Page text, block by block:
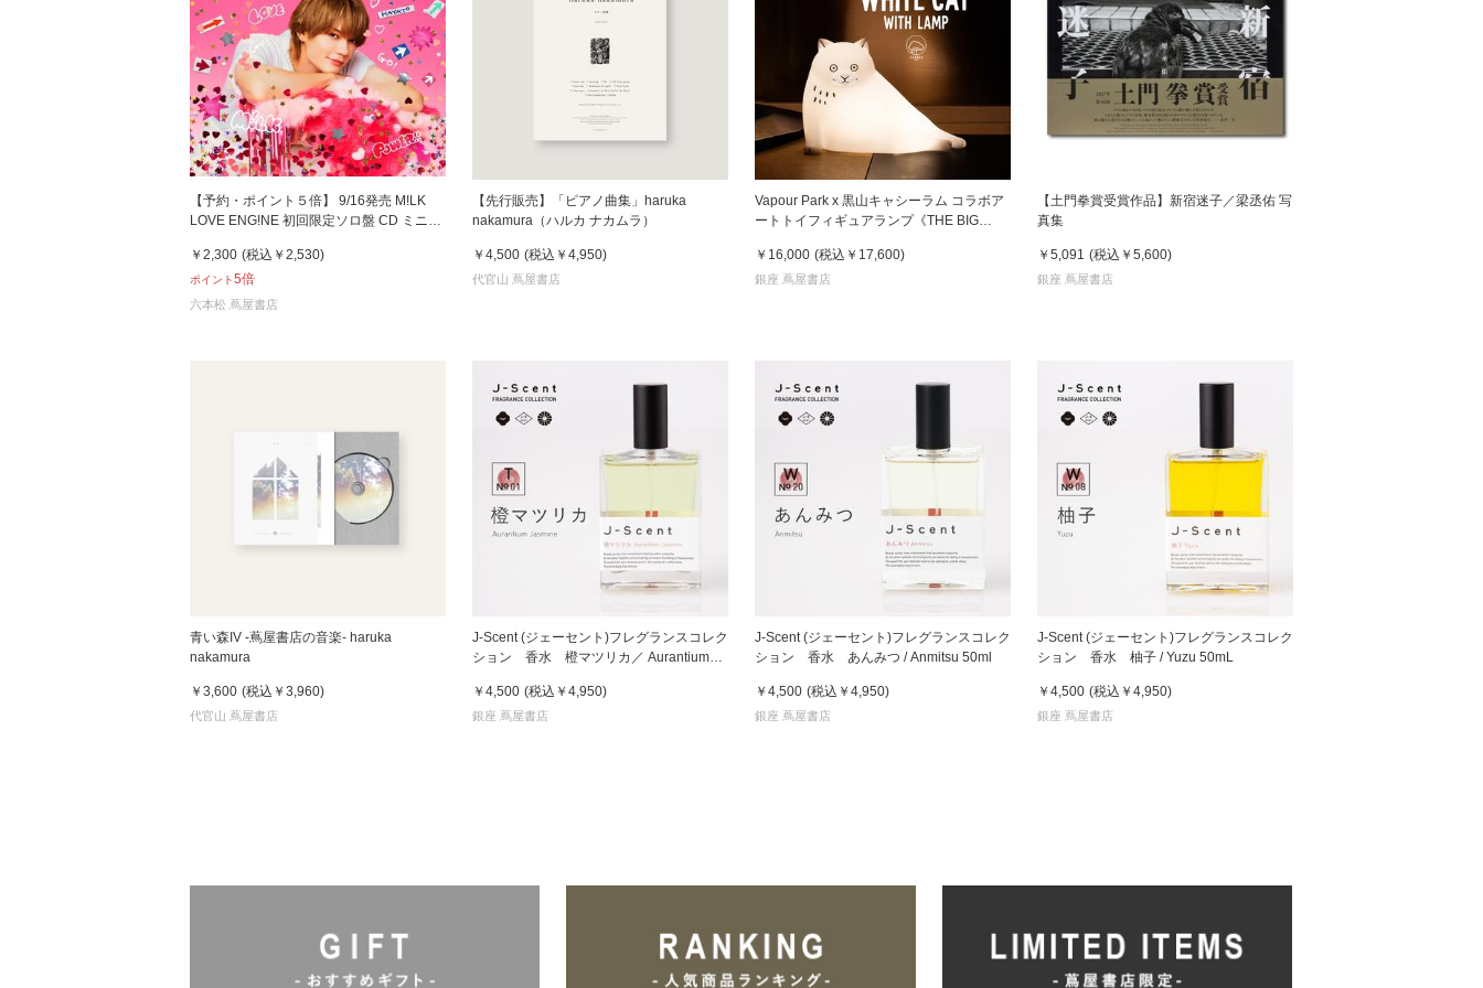
【予約・ポイント５倍】 9/16発売 M!LK
LOVE ENG!NE 初回限定ソロ盤 CD ミニア
￥2,300 (税込 ￥2,530)
ポイント5倍
六本松 蔦屋書店
【先行販売】「ピアノ曲集」haruka
nakamura（ハルカ ナカムラ）
￥4,500 (税込 ￥4,950)
代官山 蔦屋書店
Vapour Park x 黒山キャシーラム コラボア
ートトイフィギュアランプ《THE BIG
Lam
￥16,000 (税込 ￥17,600)
銀座 蔦屋書店
【土門拳賞受賞作品】新宿迷子／梁丞佑 写
真集
￥5,091 (税込 ￥5,600)
銀座 蔦屋書店
青い森IV -蔦屋書店の音楽- haruka
nakamura
￥3,600 (税込 ￥3,960)
代官山 蔦屋書店
J-Scent (ジェーセント)フレグランスコレク
ション 香水 橙マツリカ／ Aurantium
￥4,500 (税込 ￥4,950)
銀座 蔦屋書店
J-Scent (ジェーセント)フレグランスコレク
ション 香水 あんみつ / Anmitsu 50ml
￥4,500 (税込 ￥4,950)
銀座 蔦屋書店
J-Scent (ジェーセント)フレグランスコレク
ション 香水 柚子 / Yuzu 50mL
￥4,500 (税込 ￥4,950)
銀座 蔦屋書店